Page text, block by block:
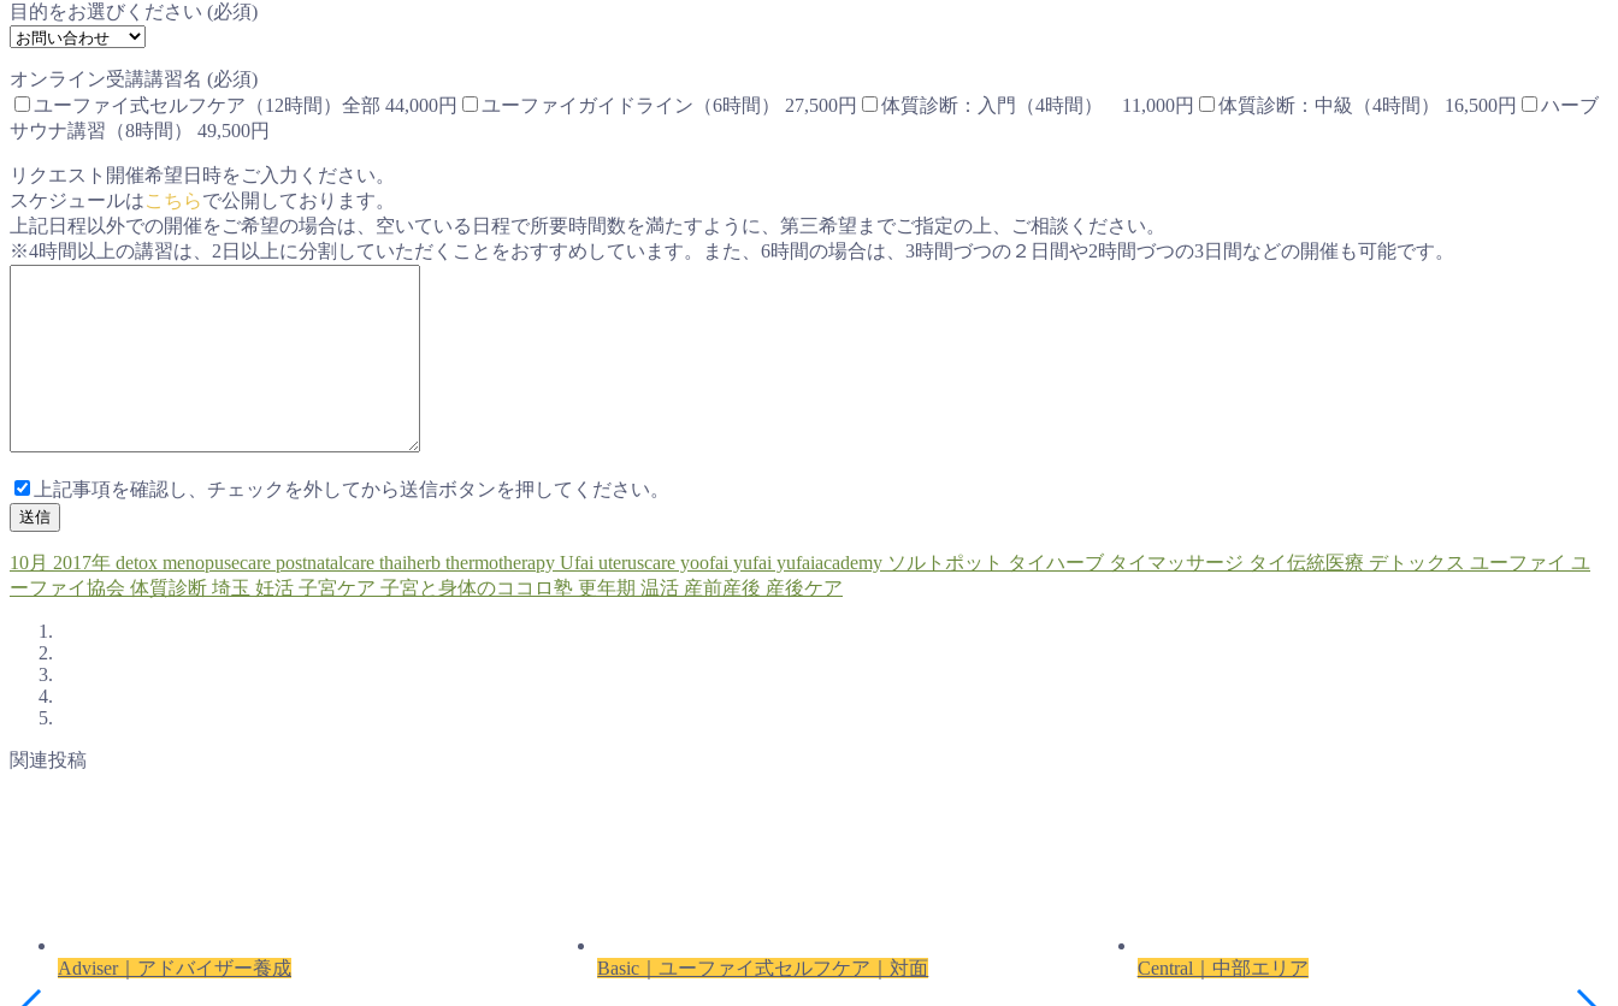
目的をお選びください (必須)
オンライン受講講習名 (必須)
ユーファイ式セルフケア（12時間）全部 44,000円
ユーファイガイドライン（6時間） 27,500円 体質診断：入門（4時間） 11,000円 体質診断：中級（4時間） 16,500円
ハーブ
サウナ講習（8時間） 49,500円
リクエスト開催希望日時をご入力ください。
スケジュールはこちらで公開しております。
上記日程以外での開催をご希望の場合は、空いている日程で所要時間数を満たすように、第三希望までご指定の上、ご相談ください。
※4時間以上の講習は、2日以上に分割していただくことをおすすめしています。また、6時間の場合は、3時間づつの２日間や2時間づつの3日間などの開催も可能です。
上記事項を確認し、チェックを外してから送信ボタンを押してください。
10月 2017年 detox menopusecare postnatalcare thaiherb thermotherapy Ufai uteruscare yoofai yufai yufaiacademy ソルトポット タイハーブ タイマッサージ タイ伝統医療 デトックス ユーファイ ユ
ーファイ協会 体質診断 埼玉 妊活 子宮ケア 子宮と身体のココロ塾 更年期 温活 産前産後 産後ケア
関連投稿
Adviser｜アドバイザー養成 Basic｜ユーファイ式セルフケア｜対面 Central｜中部エリア